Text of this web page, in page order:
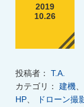
2019
10.26
投稿者： T.A.
カテゴリ： 建機
HP
ドローン撮